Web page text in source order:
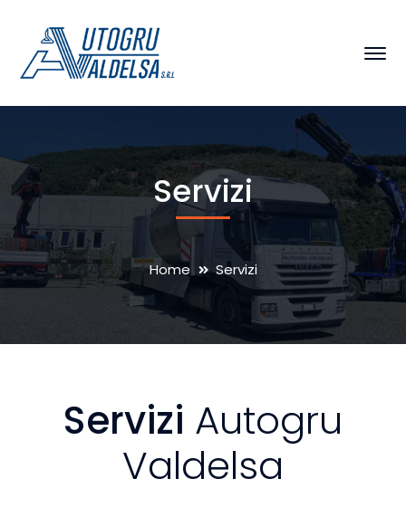
Servizi
Home Servizi
Servizi Autogru
Valdelsa